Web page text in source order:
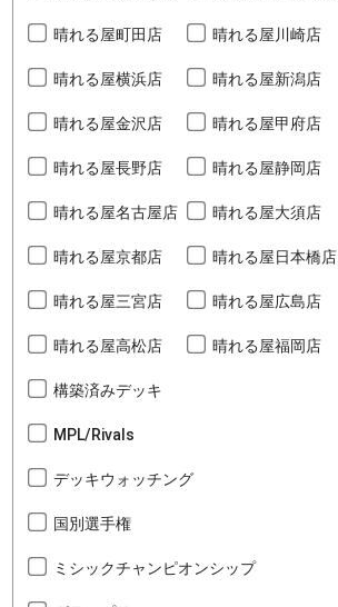
晴れる屋町田店 晴れる屋川崎店
晴れる屋横浜店 晴れる屋新潟店
晴れる屋金沢店 晴れる屋甲府店
晴れる屋長野店 晴れる屋静岡店
晴れる屋名古屋店 晴れる屋大須店
晴れる屋京都店 晴れる屋日本橋店
晴れる屋三宮店 晴れる屋広島店
晴れる屋高松店 晴れる屋福岡店
構築済みデッキ
MPL/Rivals
デッキウォッチング
国別選手権
ミシックチャンピオンシップ